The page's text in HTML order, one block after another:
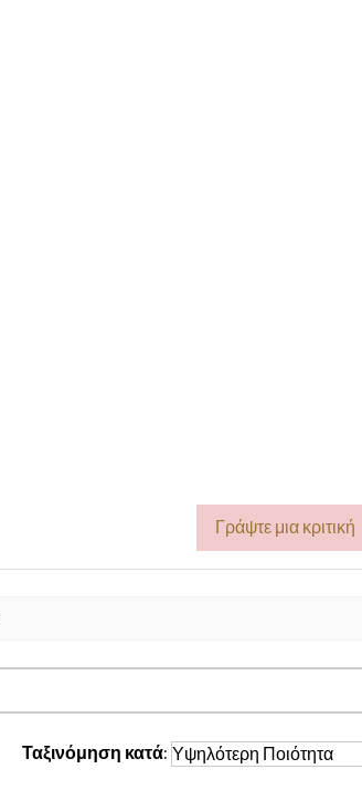
Γράψτε μια κριτική
Ταξινόμηση κατά: